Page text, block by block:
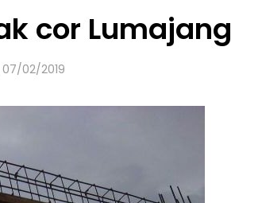
cor Lumajang
Posted
07/02/2019